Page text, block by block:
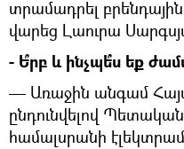
տրամադրել
վարեց Լաուրա
- Ե՞րբ և ինչպե՞ս եք
— Առաջին անգամ
ընդունվելով
համալսրանի